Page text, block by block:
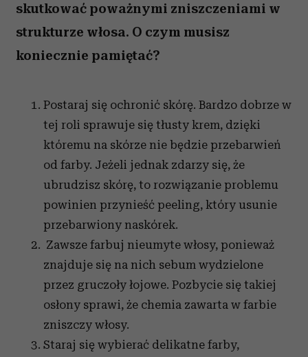
skutkować poważnymi zniszczeniami w
strukturze włosa. O czym musisz
koniecznie pamiętać?
Postaraj się ochronić skórę. Bardzo dobrze w
tej roli sprawuje się tłusty krem, dzięki
któremu na skórze nie będzie przebarwień
od farby. Jeżeli jednak zdarzy się, że
ubrudzisz skórę, to rozwiązanie problemu
powinien przynieść peeling, który usunie
przebarwiony naskórek.
Zawsze farbuj nieumyte włosy, ponieważ
znajduje się na nich sebum wydzielone
przez gruczoły łojowe. Pozbycie się takiej
osłony sprawi, że chemia zawarta w farbie
zniszczy włosy.
Staraj się wybierać delikatne farby,